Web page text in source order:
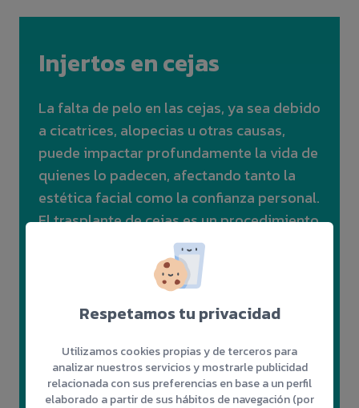
Injertos en cejas
La falta de pelo en las cejas, ya sea debido
a cicatrices, alopecias u otras causas,
puede impactar profundamente la vida de
quienes lo padecen, afectando tanto la
estética facial como la confianza personal.
El trasplante de cejas es un procedimiento
seguro y eficaz que permite corregir zonas
calvas o recuperar la forma natural de las
cejas. A través de una cirugía
mínimamente invasiva, se restauran las
forma deseada, logrando resultados
completamente naturales.
Respetamos tu privacidad
Utilizamos cookies propias y de terceros para
analizar nuestros servicios y mostrarle publicidad
relacionada con sus preferencias en base a un perfil
elaborado a partir de sus hábitos de navegación (por